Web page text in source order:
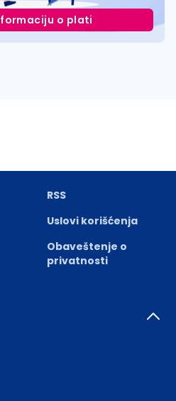
o plati
RSS
Uslovi korišćenja
Obaveštenje o
privatnosti